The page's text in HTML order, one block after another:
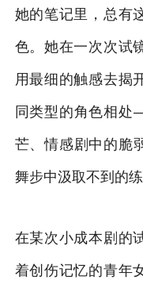
她的笔记里，总有
色。她在一次次试
用最细的触感去揭
同类型的角色相
芒、情感剧中的脆
舞步中汲取不到的练
在某次小成本剧的
着创伤记忆的青年